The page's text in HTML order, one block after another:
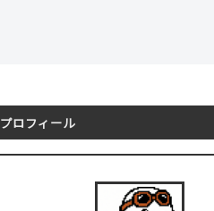
プロフィール